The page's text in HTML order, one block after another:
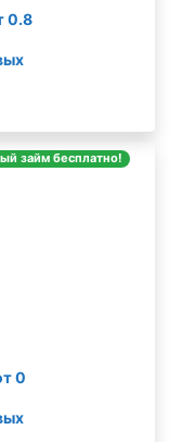
0.8
займ бесплатно!
0